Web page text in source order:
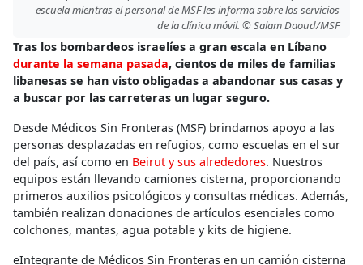
escuela mientras el personal de MSF les informa sobre los servicios
de la clínica móvil. © Salam Daoud/MSF
Tras los bombardeos israelíes a gran escala en Líbano
durante la semana pasada, cientos de miles de familias
libanesas se han visto obligadas a abandonar sus casas y
a buscar por las carreteras un lugar seguro.
Desde Médicos Sin Fronteras (MSF) brindamos apoyo a las
personas desplazadas en refugios, como escuelas en el sur
del país, así como en Beirut y sus alrededores. Nuestros
equipos están llevando camiones cisterna, proporcionando
primeros auxilios psicológicos y consultas médicas. Además,
también realizan donaciones de artículos esenciales como
colchones, mantas, agua potable y kits de higiene.
eIntegrante de Médicos Sin Fronteras en un camión cisterna